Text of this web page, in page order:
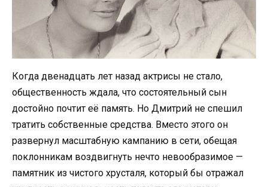
Когда двенадцать лет назад актрисы не стало,
общественность ждала, что состоятельный сын
достойно почтит её память. Но Дмитрий не спешил
тратить собственные средства. Вместо этого он
развернул масштабную кампанию в сети, обещая
поклонникам воздвигнуть нечто невообразимое —
памятник из чистого хрусталя, который бы отражал